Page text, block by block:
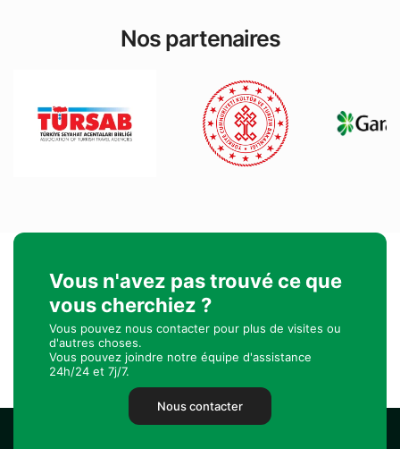
Nos partenaires
Vous n'avez pas trouvé ce que
vous cherchiez ?
Vous pouvez nous contacter pour plus de visites ou
d'autres choses.
Vous pouvez joindre notre équipe d'assistance
24h/24 et 7j/7.
Nous contacter